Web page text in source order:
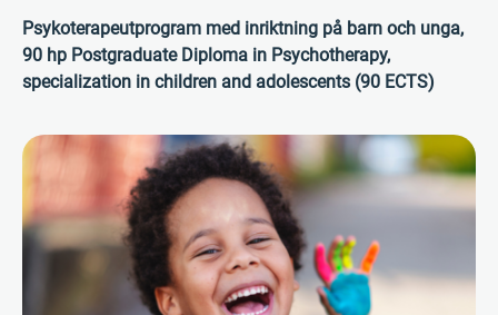
Psykoterapeutprogram med inriktning på barn och unga,
90 hp Postgraduate Diploma in Psychotherapy,
specialization in children and adolescents (90 ECTS)